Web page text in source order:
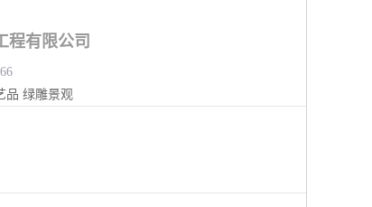
程有限公司
品 绿雕景观